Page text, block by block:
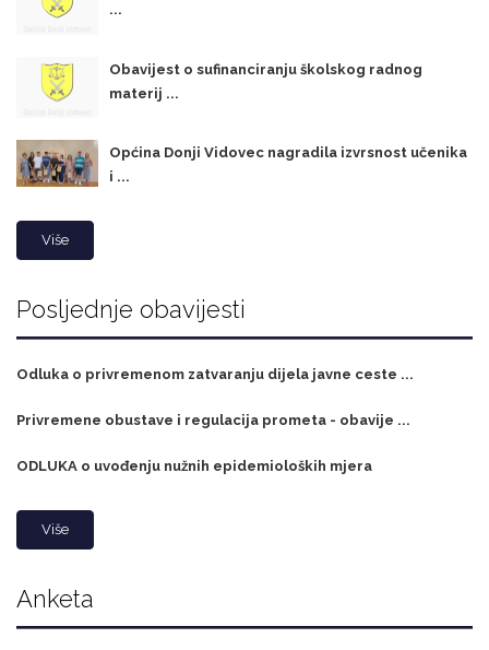
...
Obavijest o sufinanciranju školskog radnog
materij ...
Općina Donji Vidovec nagradila izvrsnost učenika
i ...
Više
Posljednje obavijesti
Odluka o privremenom zatvaranju dijela javne ceste ...
Privremene obustave i regulacija prometa - obavije ...
ODLUKA o uvođenju nužnih epidemioloških mjera
Više
Anketa